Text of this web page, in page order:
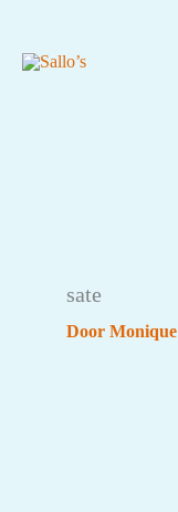
sate
Door Monique